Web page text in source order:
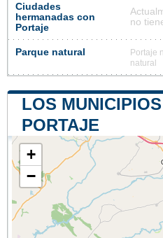
Ciudades
hermanadas con
Portaje
no
Parque natural
Portaje
natural
LOS
PORTAJE
+
−